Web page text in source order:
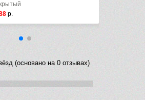
р.
(основано на 0 отзывах)